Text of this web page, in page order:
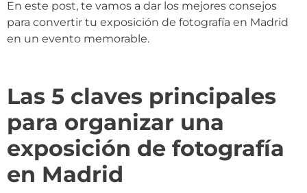
En este post, te vamos a dar los mejores consejos
para convertir tu exposición de fotografía en Madrid
en un evento memorable.
Las 5 claves principales
para organizar una
exposición de fotografía
en Madrid